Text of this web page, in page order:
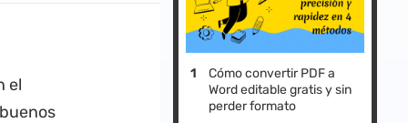
el
Cómo convertir PDF a
Word editable gratis y sin
perder formato